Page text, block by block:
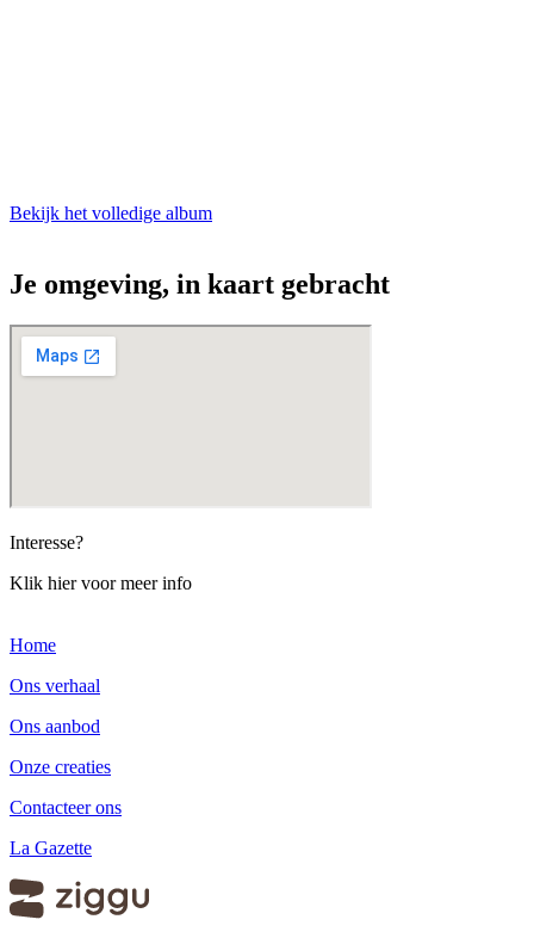
Bekijk het volledige album
Je omgeving, in kaart gebracht
Interesse?
Klik hier voor meer info
Home
Ons verhaal
Ons aanbod
Onze creaties
Contacteer ons
La Gazette